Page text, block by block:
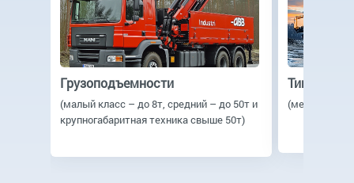
Грузоподъемности
(малый класс – до 8т, средний – до 50т и
крупногабаритная техника свыше 50т)
Типу
(механика,